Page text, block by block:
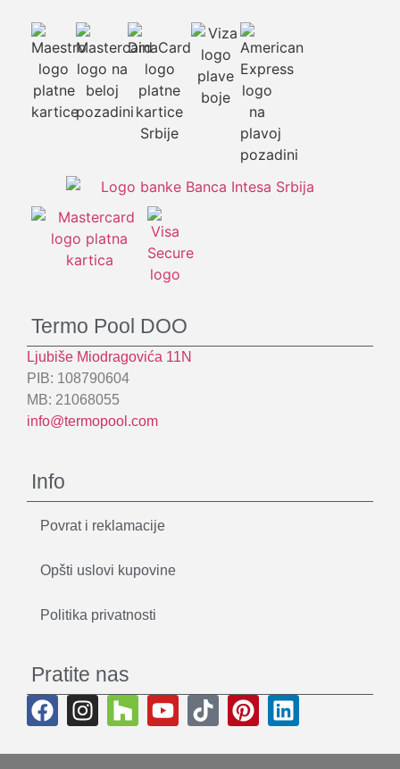
Termo Pool DOO
Ljubiše Miodragovića 11N
PIB: 108790604
MB: 21068055
info@termopool.com
Info
Povrat i reklamacije
Opšti uslovi kupovine
Politika privatnosti
Pratite nas